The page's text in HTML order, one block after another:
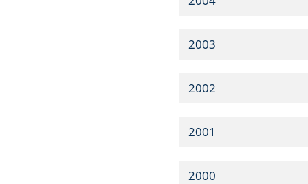
2003
2002
2001
2000